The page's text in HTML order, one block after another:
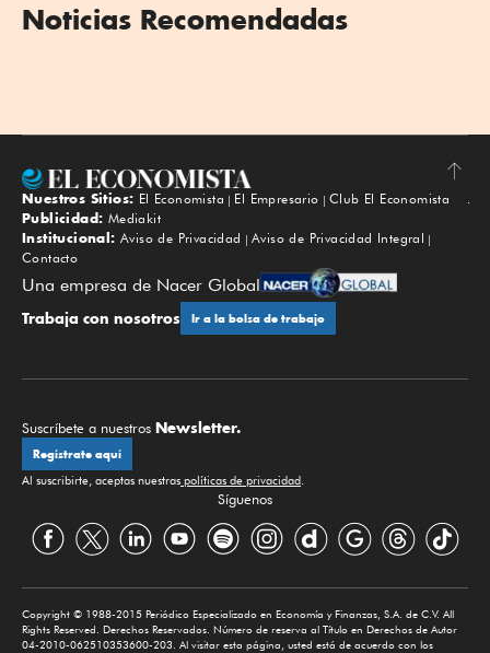
Noticias Recomendadas
Subir
Nuestros Sitios: El Economista El Empresario
Club El Economista
Publicidad: Mediakit
Institucional: Aviso de Privacidad
Aviso de Privacidad Integral
Contacto
Una empresa de Nacer Global
Trabaja con nosotros Ir a la bolsa de trabajo
Suscríbete a nuestros Newsletter.
Regístrate aquí
Al suscribirte, aceptas nuestras políticas de privacidad.
Síguenos
Copyright © 1988-2015 Periódico Especializado en Economía y Finanzas, S.A. de C.V. All
Rights Reserved. Derechos Reservados. Número de reserva al Título en Derechos de Autor
04-2010-062510353600-203. Al visitar esta página, usted está de acuerdo con los